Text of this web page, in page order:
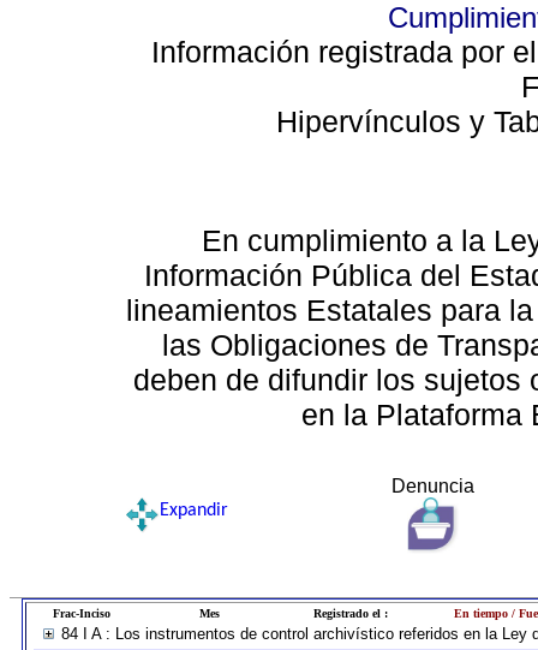
Información registrada por
Hipervínculos y
En cumplimiento a la
Información Pública del
lineamientos Estatales para
las Obligaciones de
deben de difundir los sujetos
en la Plataforma
Denuncia
Expandir
Frac-Inciso Mes Registrado el : En tiempo /
84 I A : Los instrumentos de control archivístico referidos en la